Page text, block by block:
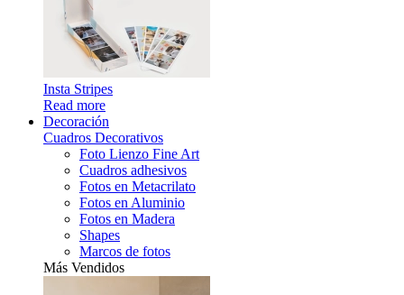
Insta Stripes
Read more
Decoración
Cuadros Decorativos
Foto Lienzo Fine Art
Cuadros adhesivos
Fotos en Metacrilato
Fotos en Aluminio
Fotos en Madera
Shapes
Marcos de fotos
Más Vendidos